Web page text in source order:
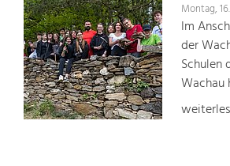
Montag,
Im
der
Schulen
Wachau